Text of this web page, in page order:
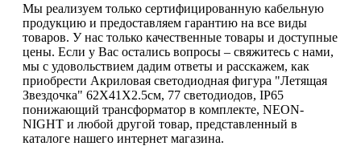
Мы реализуем только сертифицированную кабельную
продукцию и предоставляем гарантию на все виды
товаров. У нас только качественные товары и доступные
цены. Если у Вас остались вопросы – свяжитесь с нами,
мы с удовольствием дадим ответы и расскажем, как
приобрести Акриловая светодиодная фигура "Летящая
Звездочка" 62X41X2.5см, 77 светодиодов, IP65
понижающий трансформатор в комплекте, NEON-
NIGHT и любой другой товар, представленный в
каталоге нашего интернет магазина.